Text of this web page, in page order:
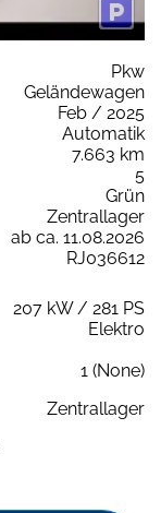
Pkw
Geländewagen
Feb / 2025
Automatik
7.663 km
5
Grün
Zentrallager
ab ca. 11.08.2026
RJ036612
207 kW / 281 PS
Elektro
1 (None)
Zentrallager